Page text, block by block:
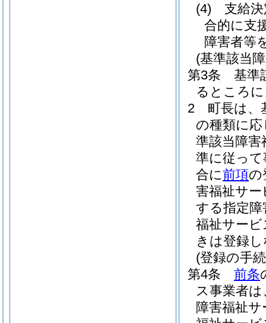
(4)
支給
合的に支
障害者等
(基準該当
第3条
基準
るところ
2
町長は、
の種類に
準該当障
準に従っ
合に前項の
害福祉サ
する指定
福祉サー
きは登録
(登録の手
第4条
前条
ス事業者
障害福祉